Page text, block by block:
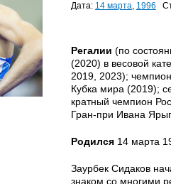
Дата: 14 марта, 1996
Регалии (по
(2020) в весовой
2019, 2023);
Кубка мира (2019);
кратный чемпион
Гран-при Ивана
Родился 14 марта
Заурбек Сидаков
знаком со многими